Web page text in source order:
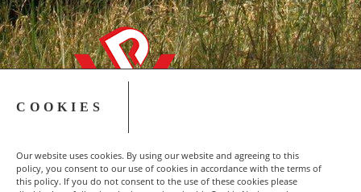
COOKIES
Our website uses cookies. By using our website and agreeing to this
policy, you consent to our use of cookies in accordance with the terms of
this policy. If you do not consent to the use of these cookies please